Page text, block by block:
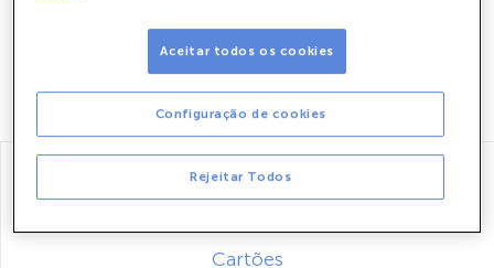
Contas
Cartões
Rejeitar Todos
Configuração de cookies
Aceitar todos os cookies